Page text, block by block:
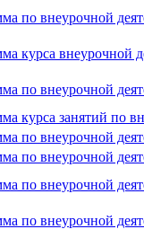
по внеурочной
курса
по внеурочной
курса занятий по
по внеурочной
по внеурочной
по внеурочной
по внеурочной